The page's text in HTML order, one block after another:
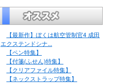
【最新作】ぼくは航空管制官4 成田
エクステンドシナ...
【ペン特集】
【付箋(ふせん)特集】
【クリアファイル特集】
【ネックストラップ特集】